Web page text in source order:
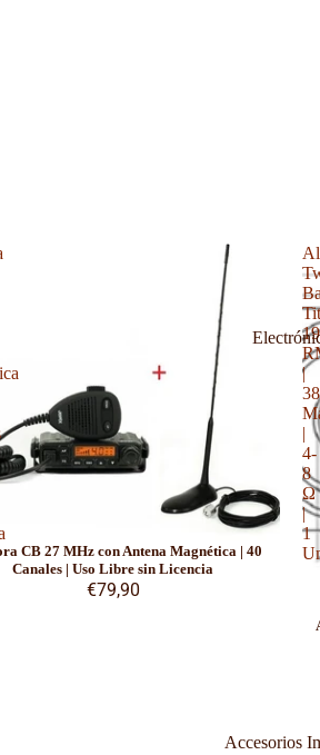
Accesorios
CB 27 MHz con Antena Magnética | 40
Canales | Uso Libre sin Licencia
€79,90
|
|
4-
8
Ω
|
1